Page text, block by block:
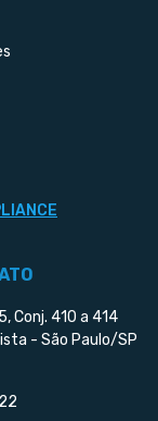
Conj. 410 a 414
- São Paulo/SP